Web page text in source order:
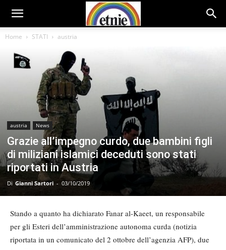
Home STATI austria
austria News
Grazie all’impegno curdo, due bambini figli
di miliziani islamici deceduti sono stati
riportati in Austria
Di Gianni Sartori - 03/10/2019
Stando a quanto ha dichiarato Fanar al-Kaeet, un responsabile
per gli Esteri dell’amministrazione autonoma curda (notizia
riportata in un comunicato del 2 ottobre dell’agenzia AFP), due